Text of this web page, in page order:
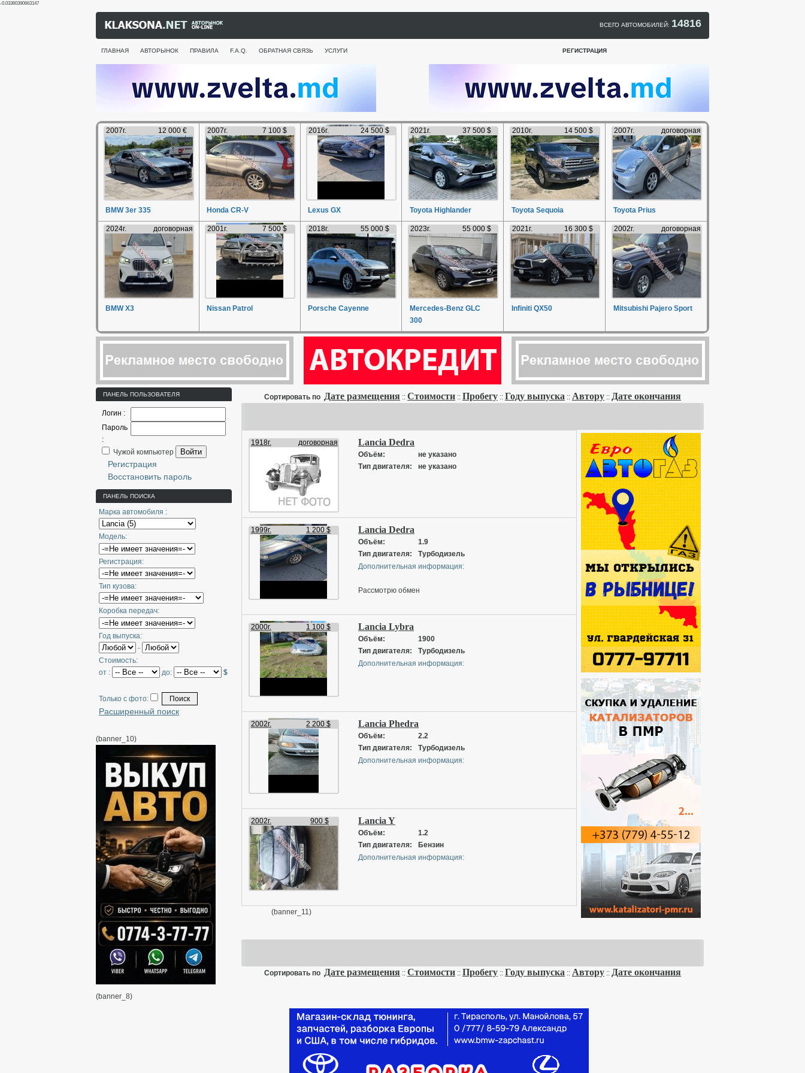
-0.03360390663147
ВСЕГО АВТОМОБИЛЕЙ: 14816
ГЛАВНАЯ АВТОРЫНОК ПРАВИЛА F.A.Q. ОБРАТНАЯ СВЯЗЬ УСЛУГИ РЕГИСТРАЦИЯ
2007г. 12 000 €
BMW 3er 335
2007г. 7 100 $
Honda CR-V
2016г. 24 500 $
Lexus GX
2021г. 37 500 $
Toyota Highlander
2010г. 14 500 $
Toyota Sequoia
2007г. договорная
Toyota Prius
2024г. договорная
BMW X3
2001г. 7 500 $
Nissan Patrol
2018г. 55 000 $
Porsche Cayenne
2023г. 55 000 $
Mercedes-Benz GLC
300
2021г. 16 300 $
Infiniti QX50
2002г. договорная
Mitsubishi Pajero Sport
ПАНЕЛЬ ПОЛЬЗОВАТЕЛЯ
Логин :
Пароль
:
Чужой компьютер
Войти
Регистрация
Восстановить пароль
ПАНЕЛЬ ПОИСКА
Марка автомобиля :
Модель:
Регистрация:
Тип кузова:
Коробка передач:
Год выпуска:
-
Стоимость:
от :
до: $
Только с фото:
Расширенный поиск
(banner_10)
(banner_8)
Сортировать по Дате размещения :: Стоимости :: Пробегу :: Году выпуска :: Автору :: Дате окончания
1918г. договорная Lancia Dedra
Объём:
не указано
Тип двигателя:
не указано
1999г. 1 200 $ Lancia Dedra
Объём:
1.9
Тип двигателя:
Турбодизель
Дополнительная информация:
Рассмотрю обмен
2000г. 1 100 $ Lancia Lybra
Объём:
1900
Тип двигателя:
Турбодизель
Дополнительная информация:
2002г. 2 200 $ Lancia Phedra
Объём:
2.2
Тип двигателя:
Турбодизель
Дополнительная информация:
2002г. 900 $ Lancia Y
Объём:
1.2
Тип двигателя:
Бензин
Дополнительная информация:
(banner_11)
Сортировать по Дате размещения :: Стоимости :: Пробегу :: Году выпуска :: Автору :: Дате окончания